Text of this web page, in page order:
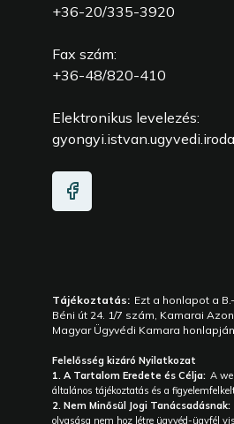
+36-20/335-3920
Fax szám:
+36-48/820-410
Elektronikus levelezés:
Tájékoztatás: Ezt a honlapot a
Béni út 24. 1/7 szám, Kamarai
Magyar Ügyvédi Kamara
Felelősség kizáró Nyilatkozat
1. A Tartalom Eredete és Célja: A
általános tájékoztatás és a
2. Nem Minősül Jogi Tanácsadásnak:
olvasása nem hoz létre ügyvéd-ügyfél